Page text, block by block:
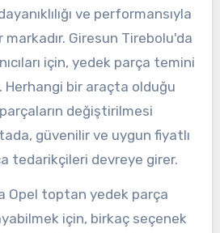
ve performansıyla
markadır. Giresun Tirebolu'da
için, yedek parça temini
Herhangi bir araçta olduğu
değiştirilmesi
güvenilir ve uygun fiyatlı
tedarikçileri devreye girer.
Opel toptan yedek parça
için, birkaç seçenek